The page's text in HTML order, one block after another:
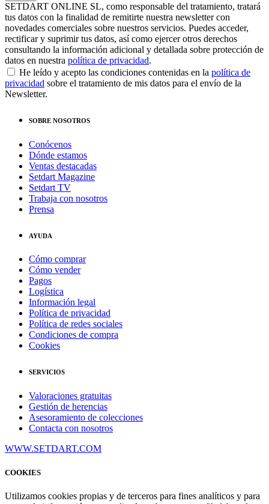
SETDART ONLINE SL, como responsable del tratamiento, tratará
tus datos con la finalidad de remitirte nuestra newsletter con
novedades comerciales sobre nuestros servicios. Puedes acceder,
rectificar y suprimir tus datos, así como ejercer otros derechos
consultando la información adicional y detallada sobre protección de
datos en nuestra política de privacidad.
He leído y acepto las condiciones contenidas en la política de
privacidad sobre el tratamiento de mis datos para el envío de la
Newsletter.
SOBRE NOSOTROS
Conócenos
Dónde estamos
Ventas destacadas
Setdart Magazine
Setdart TV
Trabaja con nosotros
Prensa
AYUDA
Cómo comprar
Cómo vender
Pagos
Logística
Información legal
Política de privacidad
Política de redes sociales
Condiciones de compra
Cookies
SERVICIOS
Valoraciones gratuitas
Gestión de herencias
Asesoramiento de colecciones
Contacta con nosotros
WWW.SETDART.COM
COOKIES
Utilizamos cookies propias y de terceros para fines analíticos y para